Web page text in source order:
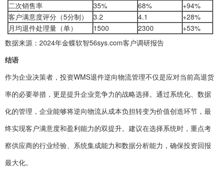
二次销售率
35% 68%
+94%
客户满意度评分（5分制）
3.2 4.1
+28%
月均退件处理量（单）
1500 2300
+53%
数据来源：2024年金蝶软智56sys.com客户调研报告
结语
作为企业决策者，投资WMS退件逆向物流管理不仅是应对当前高退货
率的必要举措，更是提升企业竞争力的战略选择。通过系统化、数据
化的管理，企业能够将逆向物流从成本负担转变为价值创造环节，最
终实现客户满意度和盈利能力的双提升。建议在选择系统时，重点考
察供应商的行业经验、系统集成能力和数据分析能力，确保投资回报
最大化。